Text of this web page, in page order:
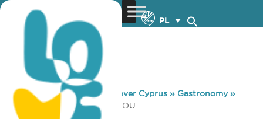
PL
You are here: Home »Discover Cyprus » Gastronomy»
MARRONE ROSSO MAKARIOU